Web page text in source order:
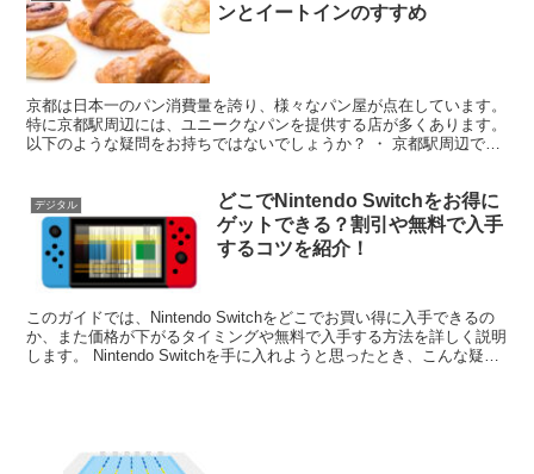
ンとイートインのすすめ
京都は日本一のパン消費量を誇り、様々なパン屋が点在しています。
特に京都駅周辺には、ユニークなパンを提供する店が多くあります。
以下のような疑問をお持ちではないでしょうか？ ・ 京都駅周辺でど
デジタル
どこでNintendo Switchをお得に
ゲットできる？割引や無料で入手
するコツを紹介！
このガイドでは、Nintendo Switchをどこでお買い得に入手できるの
か、また価格が下がるタイミングや無料で入手する方法を詳しく説明
します。 Nintendo Switchを手に入れようと思ったとき、こんな疑問